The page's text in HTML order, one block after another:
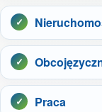
Praca